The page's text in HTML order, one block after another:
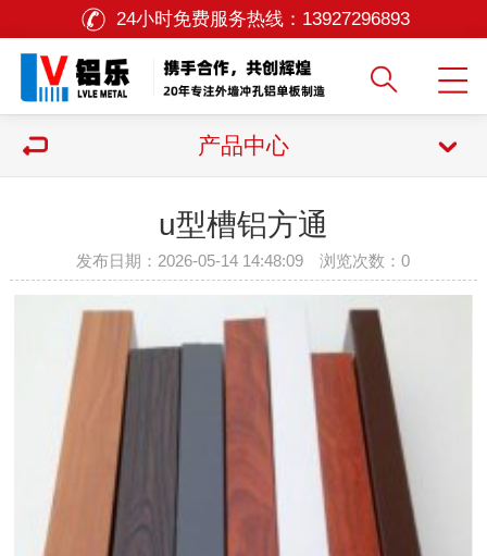
24小时免费服务热线： 13927296893
产品中心
u型槽铝方通
发布日期：2026-05-14 14:48:09 浏览次数：0